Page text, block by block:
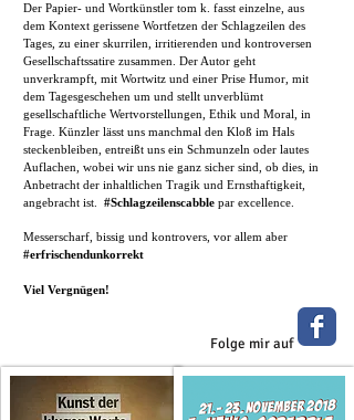
Der Papier- und Wortkünstler tom k. fasst einzelne, aus
dem Kontext gerissene Wortfetzen der Schlagzeilen des
Tages, zu einer skurrilen, irritierenden und kontroversen
Gesellschaftssatire zusammen. Der Autor geht
unverkrampft, mit Wortwitz und einer Prise Humor, mit
dem Tagesgeschehen um und stellt unverblümt
gesellschaftliche Wertvorstellungen, Ethik und Moral, in
Frage. Künzler lässt uns manchmal den Kloß im Hals
steckenbleiben, entreißt uns ein Schmunzeln oder lautes
Auflachen, wobei wir uns nie ganz sicher sind, ob dies, in
Anbetracht der inhaltlichen Tragik und Ernsthaftigkeit,
angebracht ist. #Schlagzeilenscabble par excellence.
Messerscharf, bissig und kontrovers, vor allem aber
#erfrischendunkorrekt
Viel Vergnügen!
Folge mir auf